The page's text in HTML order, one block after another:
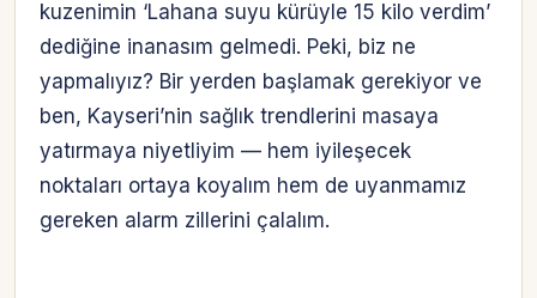
kuzenimin ‘Lahana suyu kürüyle 15 kilo verdim’
dediğine inanasım gelmedi. Peki, biz ne
yapmalıyız? Bir yerden başlamak gerekiyor ve
ben, Kayseri’nin sağlık trendlerini masaya
yatırmaya niyetliyim — hem iyileşecek
noktaları ortaya koyalım hem de uyanmamız
gereken alarm zillerini çalalım.